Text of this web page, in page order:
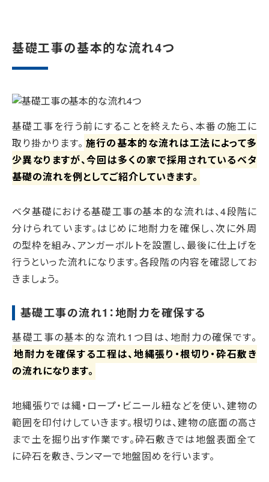
基礎工事の基本的な流れ4つ
基礎工事を行う前にすることを終えたら、本番の施工に
取り掛かります。 施行の基本的な流れは工法によって多
少異なりますが、今回は多くの家で採用されているベタ
基礎の流れを例としてご紹介していきます。
ベタ基礎における基礎工事の基本的な流れは、4段階に
分けられています。はじめに地耐力を確保し、次に外周
の型枠を組み、アンガーボルトを設置し、最後に仕上げを
行うといった流れになります。各段階の内容を確認してお
きましょう。
基礎工事の流れ1：地耐力を確保する
基礎工事の基本的な流れ1つ目は、地耐力の確保です。
地耐力を確保する工程は、地縄張り・根切り・砕石敷き
の流れになります。
地縄張りでは縄・ロープ・ビニール紐などを使い、建物の
範囲を印付けしていきます。根切りは、建物の底面の高さ
まで土を掘り出す作業です。砕石敷きでは地盤表面全て
に砕石を敷き、ランマーで地盤固めを行います。